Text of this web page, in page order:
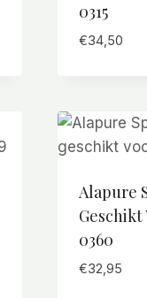
0315
€34,50
Alapure
0360
€32,95